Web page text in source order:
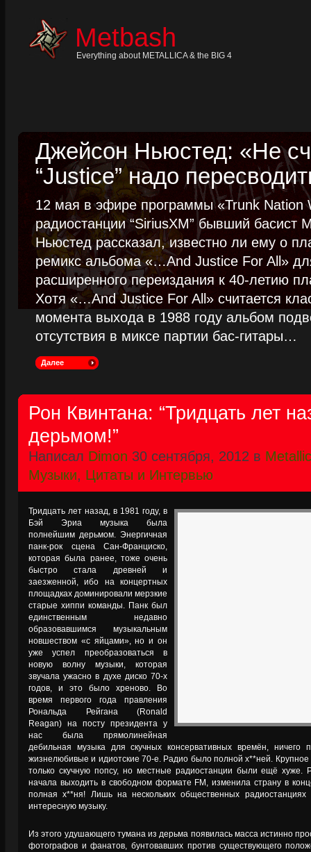
Metbash
Everything about METALLICA & the BIG 4
Джейсон Ньюстед: «Не
“Justice” надо
12 мая в эфире программы «Trunk Nation
радиостанции “SiriusXM” бывший басист
Ньюстед рассказал, известно ли ему о
ремикс альбома «…And Justice For All»
расширенного переиздания к 40-летию
Хотя «…And Justice For All» считается
момента выхода в 1988 году альбом
отсутствия в миксе партии бас-гитары…
Далее
Рон Квинтана: “Тридцать лет
дерьмом!”
Написал Dimon 30 сентября, 2012 в
Музыки, Цитаты и Интервью
Тридцать лет назад, в 1981 году, в
Бэй Эриа музыка была
полнейшим дерьмом. Энергичная
панк-рок сцена Сан-Франциско,
которая была ранее, тоже очень
быстро стала древней и
заезженной, ибо на концертных
площадках доминировали мерзкие
старые хиппи команды. Панк был
единственным недавно
образовавшимся музыкальным
новшеством «с яйцами», но и он
уже успел преобразоваться в
новую волну музыки, которая
звучала ужасно в духе диско 70-х
годов, и это было хреново. Во
время первого года правления
Рональда Рейгана (Ronald
Reagan) на посту президента у
нас была прямолинейная
дебильная музыка для скучных консервативных времён,
жизнелюбивые и идиотские 70-е. Радио было полной х**ней. Крупное
только скучную попсу, но местные радиостанции были ещё хуже.
начала выходить в свободном формате FM, изменила страну в
полная х**ня! Лишь на нескольких общественных
интересную музыку.
Из этого удушающего тумана из дерьма появилась масса истинно
фотографов и фанатов, бунтовавших против существующего